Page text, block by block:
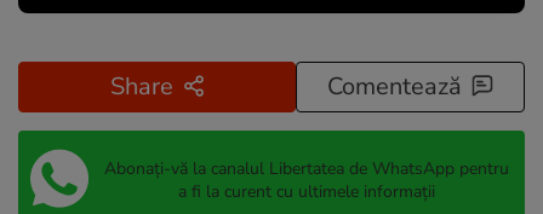
Share Comentează
Abonați-vă la canalul Libertatea de WhatsApp pentru
a fi la curent cu ultimele informații